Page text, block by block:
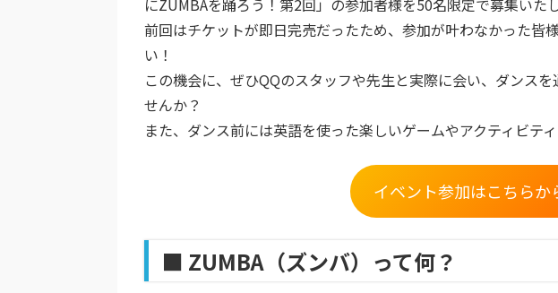
前回はチケットが即日完売だったため、参加が叶わなかった皆
い！
この機会に、ぜひQQのスタッフや先生と実際に会い、ダンス
せんか？
また、ダンス前には英語を使った楽しいゲームやアクティビティ
イベント参加はこちらか
■ ZUMBA（ズンバ）って何？